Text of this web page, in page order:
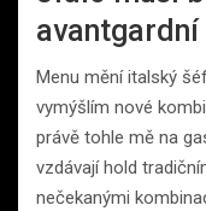
avantgardní
Menu mění italský
vymýšlím nové
právě tohle mě na
vzdávají hold
nečekanými